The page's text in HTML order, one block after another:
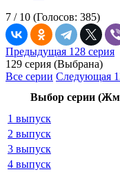
7 / 10 (Голосов: 385)
Предыдущая 128 серия
129 серия (Выбрана)
Все серии Следующая
Выбор серии
1 выпуск
2 выпуск
3 выпуск
4 выпуск